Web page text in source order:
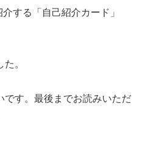
する「自己紹介カード」
。
です。最後までお読みいただ